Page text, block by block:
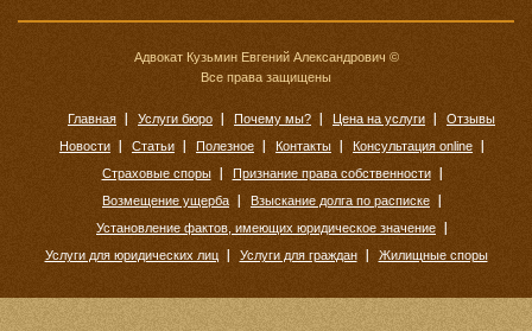
Адвокат Кузьмин Евгений Александрович ©
Все права защищены
Главная Услуги бюро Почему мы? Цена на услуги
Отзывы
Новости
Статьи Полезное Контакты
Консультация online
Страховые споры
Признание права собственности
Возмещение ущерба
Взыскание долга по расписке
Установление фактов, имеющих юридическое значение
Услуги для юридических лиц
Услуги для граждан Жилищные споры